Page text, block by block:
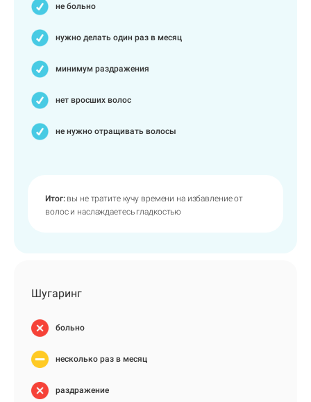
не больно
нужно делать один раз в месяц
минимум раздражения
нет вросших волос
не нужно отращивать волосы
Итог:вы не тратите кучу времени на избавление от
волос и наслаждаетесь гладкостью
Шугаринг
больно
несколько раз в месяц
раздражение